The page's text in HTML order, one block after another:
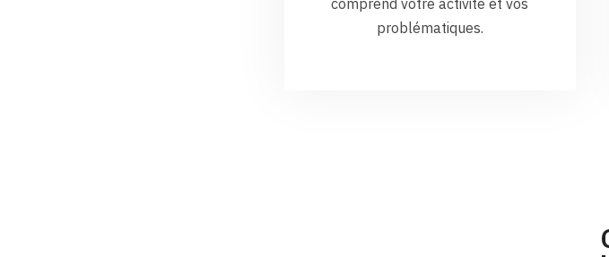
comprend votre activité et vos
problématiques.